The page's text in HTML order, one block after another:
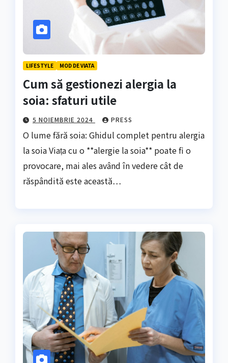
LIFESTYLE MOD DE VIATA
Cum să gestionezi alergia la
soia: sfaturi utile
5 NOIEMBRIE 2024 PRESS
O lume fără soia: Ghidul complet pentru alergia
la soia Viața cu o **alergie la soia** poate fi o
provocare, mai ales având în vedere cât de
răspândită este această…